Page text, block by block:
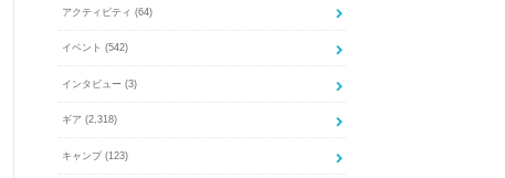
アクティビティ (64)
イベント (542)
インタビュー (3)
ギア (2,318)
キャンプ (123)